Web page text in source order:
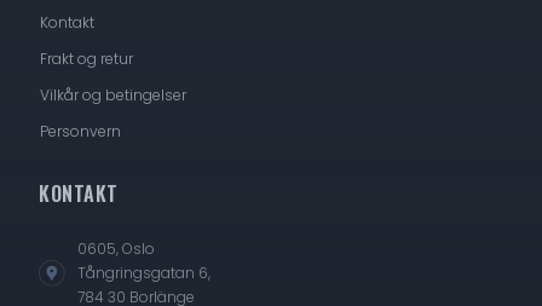
Kontakt
Frakt og retur
Vilkår og betingelser
Personvern
KONTAKT
0605, Oslo
Tångringsgatan 6,
784 30 Borlänge